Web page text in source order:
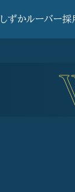
しずかルーバー採